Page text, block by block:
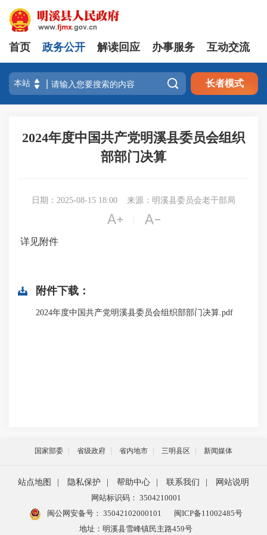
首页 政务公开 解读回应 办事服务 互动交流
 长者模式
2024年度中国共产党明溪县委员会组织
部部门决算
日期：2025-08-15 18:00 来源：明溪县委员会老干部局
 
详见附件
附件下载：
2024年度中国共产党明溪县委员会组织部部门决算.pdf
国家部委 省级政府 省内地市 三明县区 新闻媒体
站点地图 隐私保护 帮助中心 联系我们
网站说明
网站标识码： 3504210001
闽公网安备号： 35042102000101
闽ICP备11002485号
地址：明溪县雪峰镇民主路459号